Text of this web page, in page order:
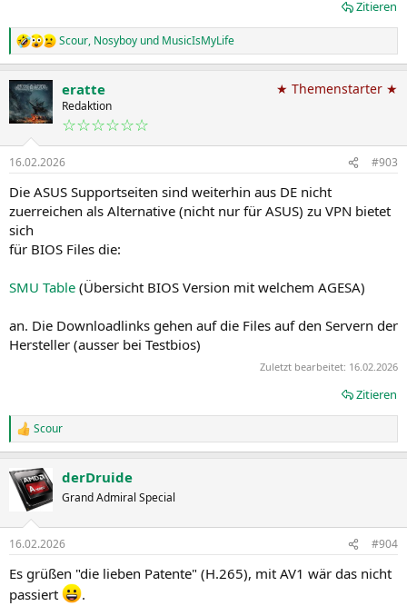
Zitieren
R
e
k
t
i
n
e
n
:
Scour, Nosyboy und MusicIsMyLife
eratte
Redaktion
☆☆☆☆☆☆
★ Themenstarter ★
16.02.2026 #903
Die ASUS Supportseiten sind weiterhin aus DE nicht
zuerreichen als Alternative (nicht nur für ASUS) zu VPN bietet
sich
für BIOS Files die:
SMU Table (Übersicht BIOS Version mit welchem AGESA)
an. Die Downloadlinks gehen auf die Files auf den Servern der
Hersteller (ausser bei Testbios)
Zuletzt bearbeitet: 16.02.2026
Zitieren
R
e
k
t
e
:
Scour
derDruide
Grand Admiral Special
16.02.2026 #904
Es grüßen "die lieben Patente" (H.265), mit AV1 wär das nicht
passiert
.